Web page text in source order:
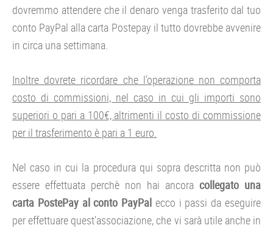
dovremmo attendere che il denaro venga trasferito dal tuo
conto PayPal alla carta Postepay il tutto dovrebbe avvenire
in circa una settimana.
Inoltre dovrete ricordare che l’operazione non comporta
costo di commissioni, nel caso in cui gli importi sono
superiori o pari a 100€, altrimenti il costo di commissione
per il trasferimento è pari a 1 euro.
Nel caso in cui la procedura qui sopra descritta non può
essere effettuata perchè non hai ancora collegato una
carta PostePay al conto PayPal ecco i passi da eseguire
per effettuare quest’associazione, che vi sarà utile anche in